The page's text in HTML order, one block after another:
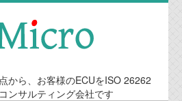
から、お客様のECUをISO 26262
ンサルティング会社です